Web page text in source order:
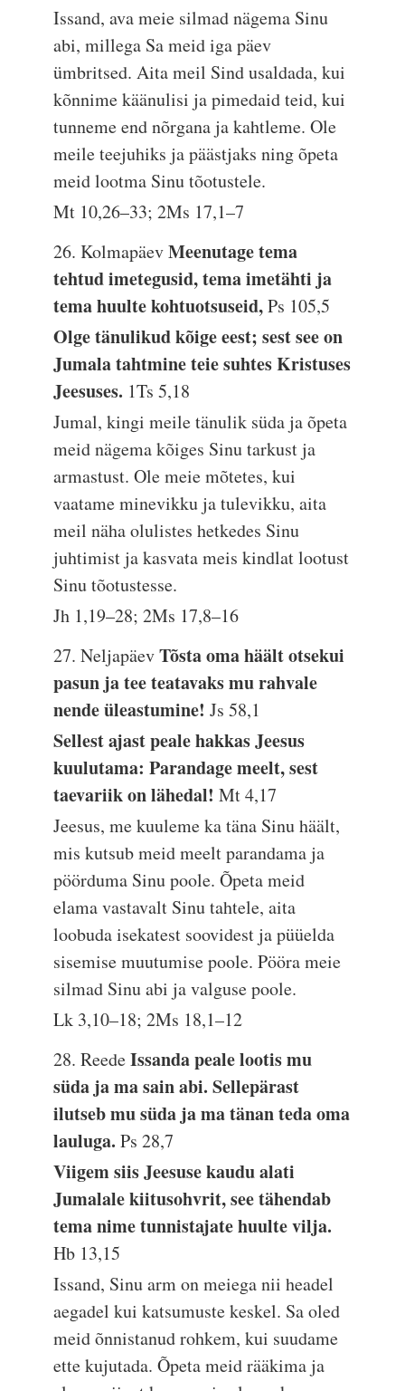
Issand, ava meie silmad nägema Sinu
abi, millega Sa meid iga päev
ümbritsed. Aita meil Sind usaldada, kui
kõnnime käänulisi ja pimedaid teid, kui
tunneme end nõrgana ja kahtleme. Ole
meile teejuhiks ja päästjaks ning õpeta
meid lootma Sinu tõotustele.
Mt 10,26–33; 2Ms 17,1–7
26. KolmapäevMeenutage tema
tehtud imetegusid, tema imetähti ja
tema huulte kohtuotsuseid,Ps 105,5
Olge tänulikud kõige eest; sest see on
Jumala tahtmine teie suhtes Kristuses
Jeesuses. 1Ts 5,18
Jumal, kingi meile tänulik süda ja õpeta
meid nägema kõiges Sinu tarkust ja
armastust. Ole meie mõtetes, kui
vaatame minevikku ja tulevikku, aita
meil näha olulistes hetkedes Sinu
juhtimist ja kasvata meis kindlat lootust
Sinu tõotustesse.
Jh 1,19–28; 2Ms 17,8–16
27. NeljapäevTõsta oma häält otsekui
pasun ja tee teatavaks mu rahvale
nende üleastumine!Js 58,1
Sellest ajast peale hakkas Jeesus
kuulutama: Parandage meelt, sest
taevariik on lähedal!Mt 4,17
Jeesus, me kuuleme ka täna Sinu häält,
mis kutsub meid meelt parandama ja
pöörduma Sinu poole. Õpeta meid
elama vastavalt Sinu tahtele, aita
loobuda isekatest soovidest ja püüelda
sisemise muutumise poole. Pööra meie
silmad Sinu abi ja valguse poole.
Lk 3,10–18; 2Ms 18,1–12
28. ReedeIssanda peale lootis mu
süda ja ma sain abi. Sellepärast
ilutseb mu süda ja ma tänan teda oma
lauluga.Ps 28,7
Viigem siis Jeesuse kaudu alati
Jumalale kiitusohvrit, see tähendab
tema nime tunnistajate huulte vilja.
Hb 13,15
Issand, Sinu arm on meiega nii headel
aegadel kui katsumuste keskel. Sa oled
meid õnnistanud rohkem, kui suudame
ette kujutada. Õpeta meid rääkima ja